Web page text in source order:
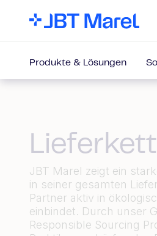
Produkte & Lösungen
JBT Marel zeigt ein
in seiner gesamten
Partner aktiv in
einbindet. Durch unser
Responsible Sourcing